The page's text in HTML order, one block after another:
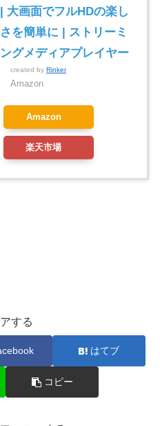
| 大画面でフルHDの楽し
さを簡単に | ストリーミ
ングメディアプレイヤー
created by Rinker
Amazon
Amazon
楽天市場
する
はてブ
コピー